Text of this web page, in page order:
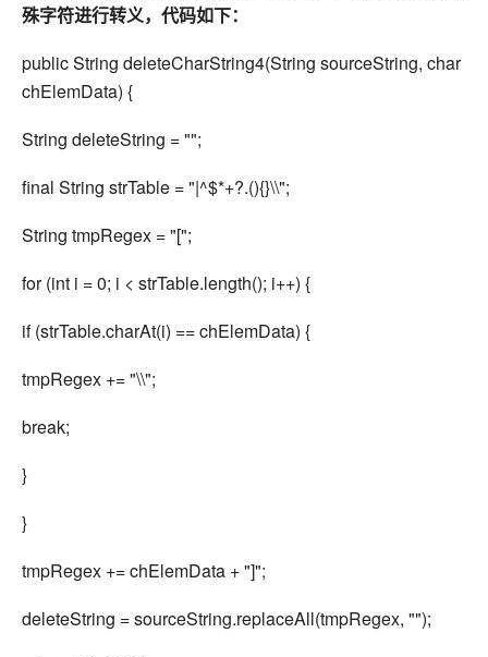
殊字符进行转义，代码如下：
public String deleteCharString4(String sourceString, char
chElemData) {
String deleteString = "";
final String strTable = "|^$*+?.(){}\\";
String tmpRegex = "[";
for (int i = 0; i < strTable.length(); i++) {
if (strTable.charAt(i) == chElemData) {
tmpRegex += "\\";
break;
}
}
tmpRegex += chElemData + "]";
deleteString = sourceString.replaceAll(tmpRegex, "");